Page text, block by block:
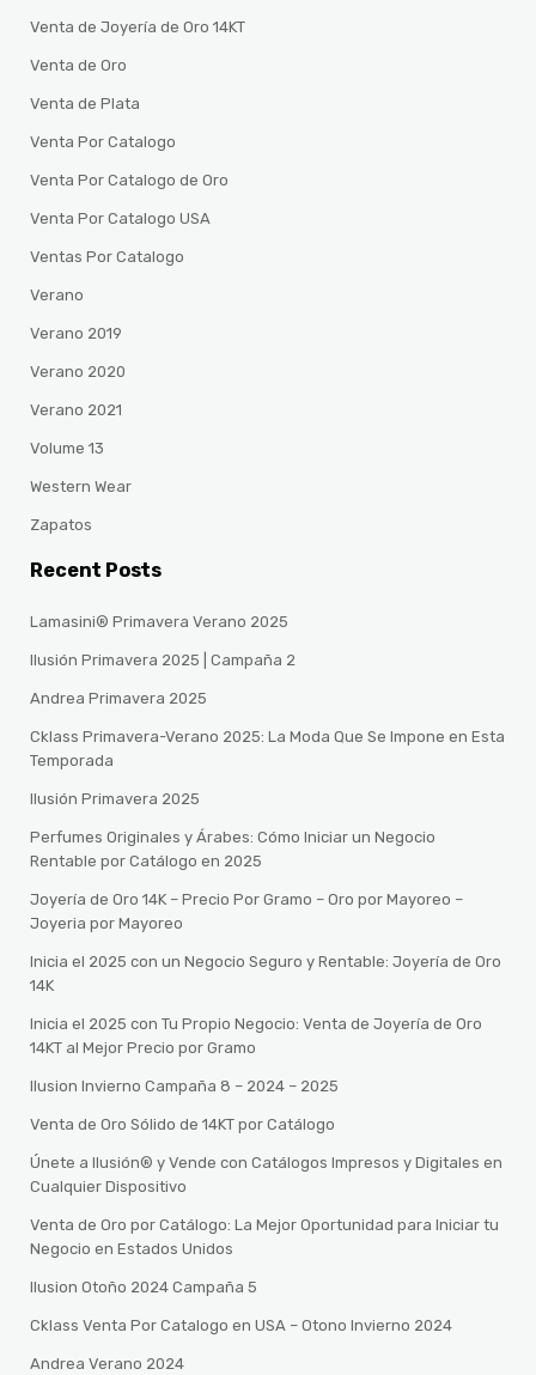
Venta de Joyería de Oro 14KT
Venta de Oro
Venta de Plata
Venta Por Catalogo
Venta Por Catalogo de Oro
Venta Por Catalogo USA
Ventas Por Catalogo
Verano
Verano 2019
Verano 2020
Verano 2021
Volume 13
Western Wear
Zapatos
Recent Posts
Lamasini® Primavera Verano 2025
Ilusión Primavera 2025 | Campaña 2
Andrea Primavera 2025
Cklass Primavera-Verano 2025: La Moda Que Se Impone en Esta
Temporada
Ilusión Primavera 2025
Perfumes Originales y Árabes: Cómo Iniciar un Negocio
Rentable por Catálogo en 2025
Joyería de Oro 14K – Precio Por Gramo – Oro por Mayoreo –
Joyeria por Mayoreo
Inicia el 2025 con un Negocio Seguro y Rentable: Joyería de Oro
14K
Inicia el 2025 con Tu Propio Negocio: Venta de Joyería de Oro
14KT al Mejor Precio por Gramo
Ilusion Invierno Campaña 8 – 2024 – 2025
Venta de Oro Sólido de 14KT por Catálogo
Únete a Ilusión® y Vende con Catálogos Impresos y Digitales en
Cualquier Dispositivo
Venta de Oro por Catálogo: La Mejor Oportunidad para Iniciar tu
Negocio en Estados Unidos
Ilusion Otoño 2024 Campaña 5
Cklass Venta Por Catalogo en USA – Otono Invierno 2024
Andrea Verano 2024